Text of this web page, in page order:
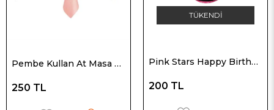
Pembe Kullan At Masa Örtüsü
250 TL
TÜKENDI
Pink Stars Happy Birthday Yazılı Karton Bardak Doğum Günü Parti Bardağı 8 Adet
200 TL